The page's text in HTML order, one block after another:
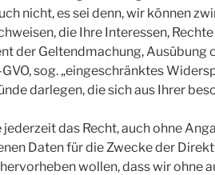
nicht, es sei denn, wir können
die Ihre Interessen,
der Geltendmachung, Ausübung
GVO, sog. „eingeschränktes
darlegen, die sich aus Ihrer
jederzeit das Recht, auch ohne
Daten für die Zwecke der
wollen, dass wir ohne